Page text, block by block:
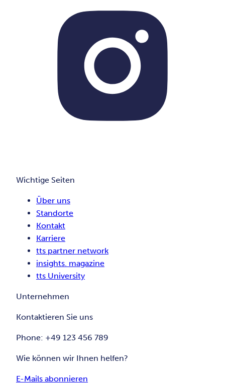
Wichtige Seiten
Über uns
Standorte
Kontakt
Karriere
tts partner network
insights. magazine
tts University
Unternehmen
Kontaktieren Sie uns
Phone: +49 123 456 789
Wie können wir Ihnen helfen?
E-Mails abonnieren